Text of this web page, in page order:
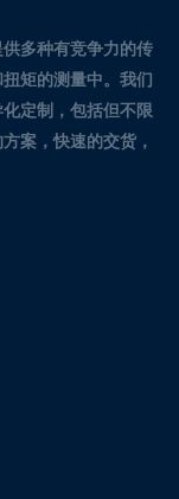
多种有竞争力的传
矩的测量中。 我们
定制，包括但不限
案，快速的交货，